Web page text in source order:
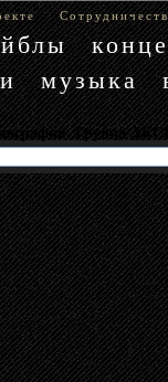
музыка
Группа